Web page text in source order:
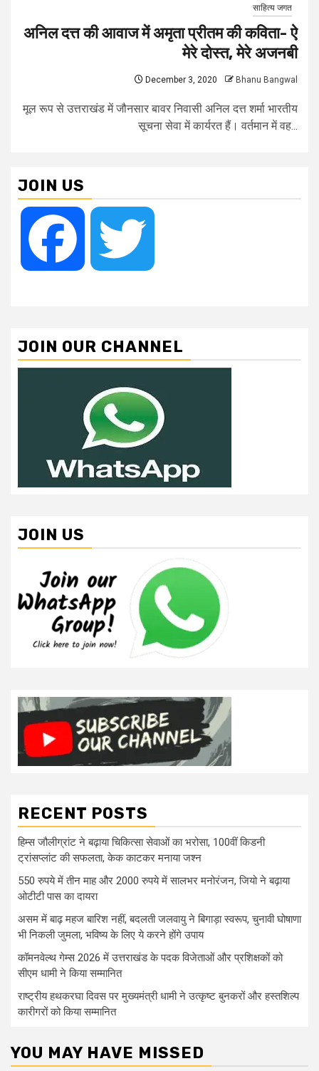
साहित्य जगत
अनिल दत्त की आवाज में अमृता प्रीतम की कविता- ऐ
मेरे दोस्त, मेरे अजनबी
December 3, 2020 Bhanu Bangwal
मूल रूप से उत्तराखंड में जौनसार बावर निवासी अनिल दत्त शर्मा भारतीय
सूचना सेवा में कार्यरत हैं। वर्तमान में वह...
JOIN US
Facebook
JOIN OUR CHANNEL
JOIN US
RECENT POSTS
हिम्स जौलीग्रांट ने बढ़ाया चिकित्सा सेवाओं का भरोसा, 100वीं किडनी
ट्रांसप्लांट की सफलता, केक काटकर मनाया जश्न
550 रुपये में तीन माह और 2000 रुपये में सालभर मनोरंजन, जियो ने बढ़ाया
ओटीटी पास का दायरा
असम में बाढ़ महज बारिश नहीं, बदलती जलवायु ने बिगाड़ा स्वरूप, चुनावी घोषाणा
भी निकली जुमला, भविष्य के लिए ये करने होंगे उपाय
कॉमनवेल्थ गेम्स 2026 में उत्तराखंड के पदक विजेताओं और प्रशिक्षकों को
सीएम धामी ने किया सम्मानित
राष्ट्रीय हथकरघा दिवस पर मुख्यमंत्री धामी ने उत्कृष्ट बुनकरों और हस्तशिल्प
कारीगरों को किया सम्मानित
YOU MAY HAVE MISSED